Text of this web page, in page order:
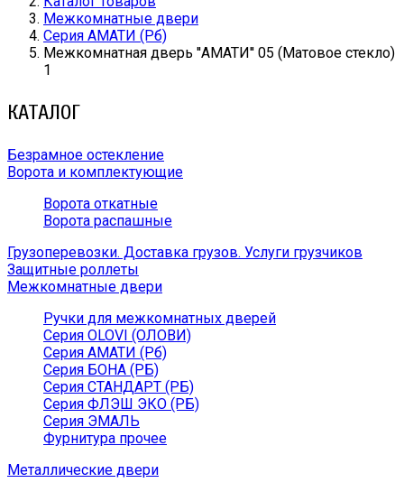
Межкомнатные двери
Серия АМАТИ (Рб)
Межкомнатная дверь ''АМАТИ'' 05 (Матовое стекло)
1
КАТАЛОГ
Безрамное остекление
Ворота и комплектующие
Ворота откатные
Ворота распашные
Грузоперевозки. Доставка грузов. Услуги грузчиков
Защитные роллеты
Межкомнатные двери
Ручки для межкомнатных дверей
Серия OLOVI (ОЛОВИ)
Серия АМАТИ (Рб)
Серия БОНА (РБ)
Серия СТАНДАРТ (РБ)
Серия ФЛЭШ ЭКО (РБ)
Серия ЭМАЛЬ
Фурнитура прочее
Металлические двери